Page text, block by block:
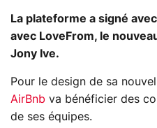
La plateforme a signé
avec LoveFrom, le
Jony Ive.
Pour le design de sa
AirBnb va bénéficier des
de ses équipes.